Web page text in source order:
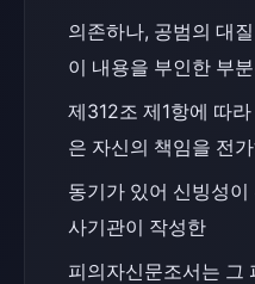
의존하나, 공범의 대
이 내용을 부인한 부
제312조 제1항에 따
은 자신의 책임을 전
동기가 있어 신빙성
사기관이 작성한
피의자신문조서는 그